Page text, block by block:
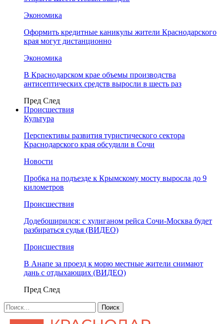
Экономика
Оформить кредитные каникулы жители Краснодарского
края могут дистанционно
Экономика
В Краснодарском крае объемы производства
антисептических средств выросли в шесть раз
Пред След
Происшествия
Культура
Перспективы развития туристического сектора
Краснодарского края обсудили в Сочи
Новости
Пробка на подъезде к Крымскому мосту выросла до 9
километров
Происшествия
Додебоширился: с хулиганом рейса Сочи-Москва будет
разбираться судья (ВИДЕО)
Происшествия
В Анапе за проезд к морю местные жители снимают
дань с отдыхающих (ВИДЕО)
Пред След